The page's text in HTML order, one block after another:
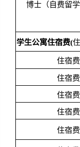
博士（自费留
学生公寓住宿费(
住宿费
住宿费
住宿费
住宿费
住宿费